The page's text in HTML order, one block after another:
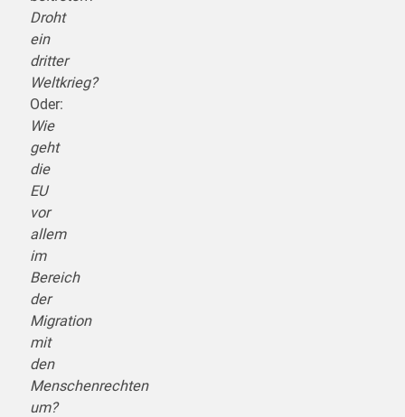
Droht
ein
dritter
Weltkrieg?
Oder:
Wie
geht
die
EU
vor
allem
im
Bereich
der
Migration
mit
den
Menschenrechten
um?